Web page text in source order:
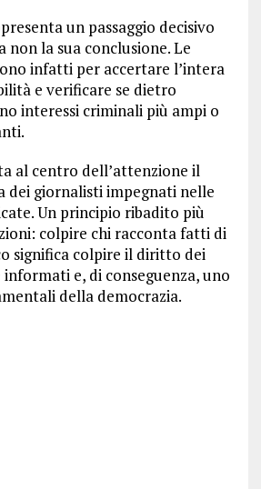
un passaggio decisivo
non la sua conclusione. Le
infatti per accertare l’intera
e verificare se dietro
interessi criminali più ampi o
al centro dell’attenzione il
dei giornalisti impegnati nelle
Un principio ribadito più
colpire chi racconta fatti di
significa colpire il diritto dei
e, di conseguenza, uno
della democrazia.